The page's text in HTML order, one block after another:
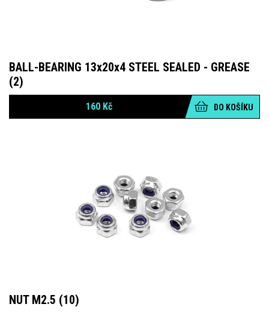
BALL-BEARING 13x20x4 STEEL SEALED - GREASE
(2)
160 Kč DO KOŠÍKU
NUT M2.5 (10)